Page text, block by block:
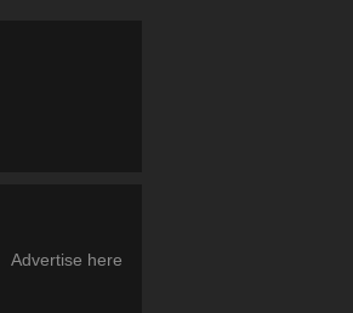
Advertise here